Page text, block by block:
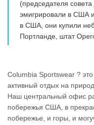
(председателя
эмигрировали в США
в США, они купили
Портланде, штат
Columbia Sportswear ?
активный отдых на
Наш центральный офис
побережья США, в
побережье, и горы, и